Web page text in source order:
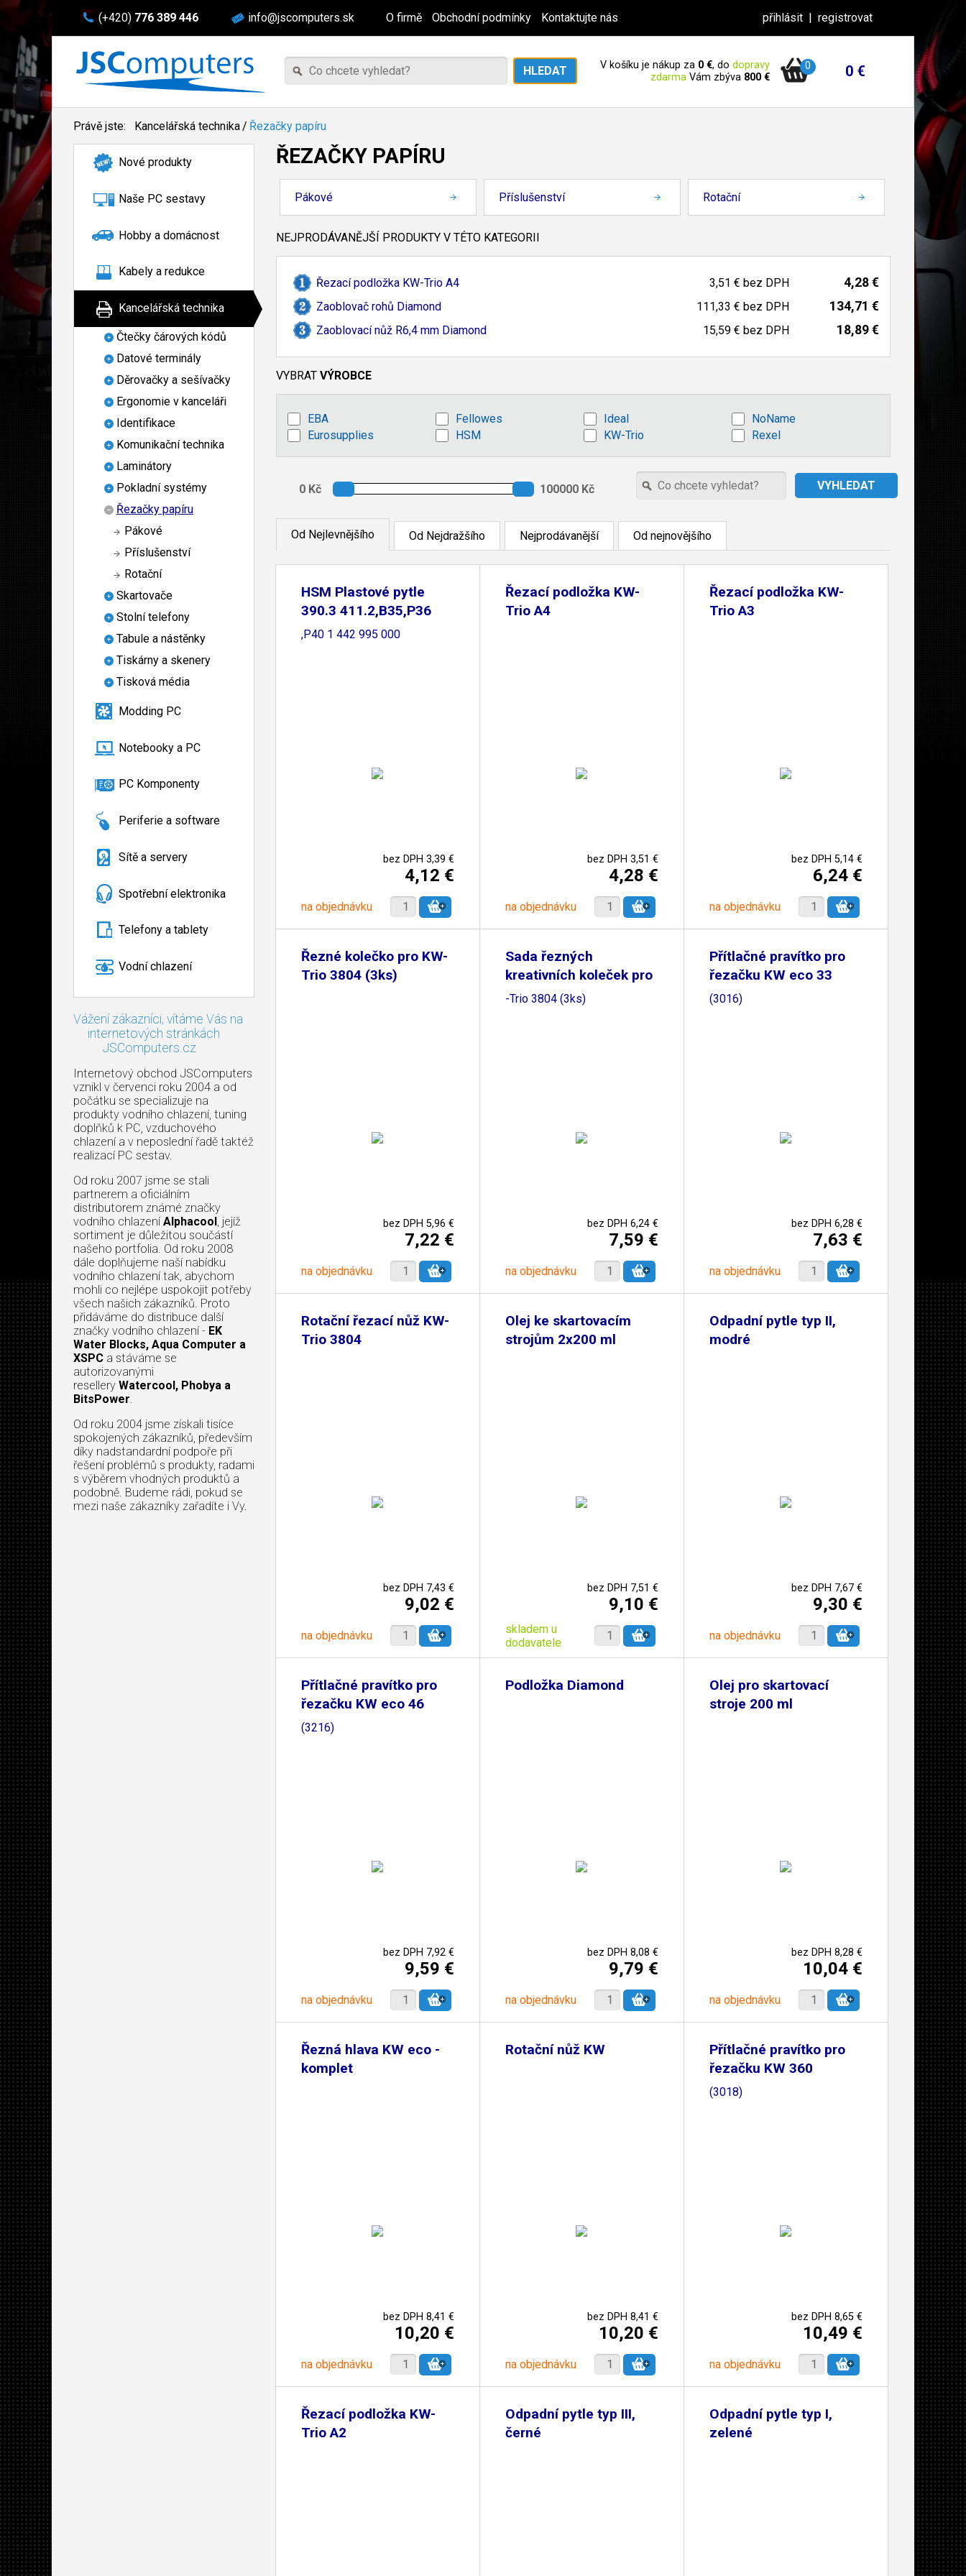
(+420) 776 389 446 info@jscomputers.sk O firmě Obchodní podmínky Kontaktujte nás přihlásit | registrovat
V košíku je nákup za 0 €, do dopravy
zdarma Vám zbýva 800 €
0 0 €
Právě jste: Kancelářská technika/ Řezačky papíru
Nové produkty
Naše PC sestavy
Hobby a domácnost
Kabely a redukce
Kancelářská technika
Čtečky čárových kódů
Datové terminály
Děrovačky a sešívačky
Ergonomie v kanceláři
Identifikace
Komunikační technika
Laminátory
Pokladní systémy
Řezačky papíru
Pákové
Příslušenství
Rotační
Skartovače
Stolní telefony
Tabule a nástěnky
Tiskárny a skenery
Tisková média
Modding PC
Notebooky a PC
PC Komponenty
Periferie a software
Sítě a servery
Spotřební elektronika
Telefony a tablety
Vodní chlazení
Vážení zákazníci, vítáme Vás na
internetových stránkách
JSComputers.cz
Internetový obchod JSComputers
vznikl v červenci roku 2004 a od
počátku se specializuje na
produkty vodního chlazení, tuning
doplňků k PC, vzduchového
chlazení a v neposlední řadě taktéž
realizací PC sestav.
Od roku 2007 jsme se stali
partnerem a oficiálním
distributorem známé značky
vodního chlazení Alphacool, jejíž
sortiment je důležitou součástí
našeho portfolia. Od roku 2008
dále doplňujeme naší nabídku
vodního chlazení tak, abychom
mohli co nejlépe uspokojit potřeby
všech našich zákazníků. Proto
přidáváme do distribuce další
značky vodního chlazení - EK
Water Blocks, Aqua Computer a
XSPC a stáváme se
autorizovanými
resellery Watercool, Phobya a
BitsPower.
Od roku 2004 jsme získali tisíce
spokojených zákazníků, především
díky nadstandardní podpoře při
řešení problémů s produkty, radami
s výběrem vhodných produktů a
podobně. Budeme rádi, pokud se
mezi naše zákazníky zařadíte i Vy.
ŘEZAČKY PAPÍRU
Pákové Příslušenství Rotační
NEJPRODÁVANĚJŠÍ PRODUKTY V TÉTO KATEGORII
Řezací podložka KW-Trio A4 3,51 € bez DPH 4,28 €
Zaoblovač rohů Diamond 111,33 € bez DPH 134,71 €
Zaoblovací nůž R6,4 mm Diamond 15,59 € bez DPH 18,89 €
VYBRAT VÝROBCE
EBA Fellowes Ideal
NoName
Eurosupplies
HSM KW-Trio Rexel
Od Nejlevnějšího Od Nejdražšího Nejprodávanější Od nejnovějšího
HSM Plastové pytle
390.3 411.2,B35,P36
,P40 1 442 995 000
bez DPH 3,39 €
4,12 €
na objednávku
Řezací podložka KW-
Trio A4
bez DPH 3,51 €
4,28 €
na objednávku
Řezací podložka KW-
Trio A3
bez DPH 5,14 €
6,24 €
na objednávku
Řezné kolečko pro KW-
Trio 3804 (3ks)
bez DPH 5,96 €
7,22 €
na objednávku
Sada řezných
kreativních koleček pro
KW
-Trio 3804 (3ks)
bez DPH 6,24 €
7,59 €
na objednávku
Přítlačné pravítko pro
řezačku KW eco 33
(3016)
bez DPH 6,28 €
7,63 €
na objednávku
Rotační řezací nůž KW-
Trio 3804
bez DPH 7,43 €
9,02 €
na objednávku
Olej ke skartovacím
strojům 2x200 ml
bez DPH 7,51 €
9,10 €
skladem u
dodavatele
Odpadní pytle typ II,
modré
bez DPH 7,67 €
9,30 €
na objednávku
Přítlačné pravítko pro
řezačku KW eco 46
(3216)
bez DPH 7,92 €
9,59 €
na objednávku
Podložka Diamond
bez DPH 8,08 €
9,79 €
na objednávku
Olej pro skartovací
stroje 200 ml
bez DPH 8,28 €
10,04 €
na objednávku
Řezná hlava KW eco -
komplet
bez DPH 8,41 €
10,20 €
na objednávku
Rotační nůž KW
bez DPH 8,41 €
10,20 €
na objednávku
Přítlačné pravítko pro
řezačku KW 360
(3018)
bez DPH 8,65 €
10,49 €
na objednávku
Řezací podložka KW-
Trio A2
Odpadní pytle typ III,
černé
Odpadní pytle typ I,
zelené